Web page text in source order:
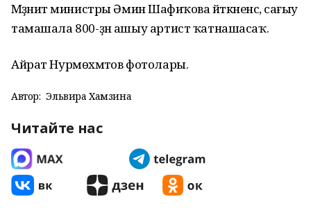
Мәҙәниәт министры Әминә Шафиҡова әйткәненсә, сағыу
тамашала 800-ҙән ашыу артист ҡатнашасаҡ.
Айрат Нурмөхәмәтов фотолары.
Автор: Эльвира Хамзина
Читайте нас